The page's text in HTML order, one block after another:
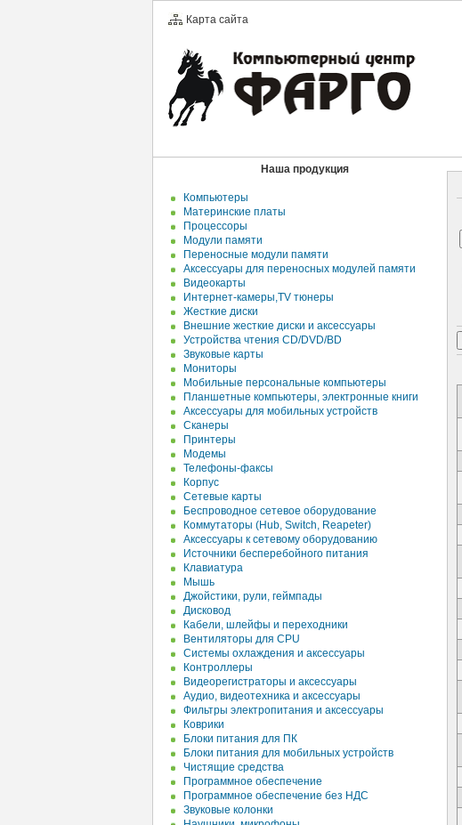
Карта сайта
Наша продукция
Компьютеры
Материнские платы
Процессоры
Модули памяти
Переносные модули памяти
Аксессуары для переносных модулей памяти
Видеокарты
Интернет-камеры,TV тюнеры
Жесткие диски
Внешние жесткие диски и аксесcуары
Устройства чтения CD/DVD/BD
Звуковые карты
Мониторы
Мобильные персональные компьютеры
Планшетные компьютеры, электронные книги
Аксессуары для мобильных устройств
Сканеры
Принтеры
Модемы
Телефоны-факсы
Корпус
Сетевые карты
Беспроводное сетевое оборудование
Коммутаторы (Hub, Switch, Reapeter)
Аксессуары к сетевому оборудованию
Источники бесперебойного питания
Клавиатура
Мышь
Джойстики, рули, геймпады
Дисковод
Кабели, шлейфы и переходники
Вентиляторы для CPU
Системы охлаждения и аксессуары
Контроллеры
Видеорегистраторы и аксессуары
Аудио, видеотехника и аксессуары
Фильтры электропитания и аксессуары
Коврики
Блоки питания для ПК
Блоки питания для мобильных устройств
Чистящие средства
Программное обеспечение
Программное обеспечение без НДС
Звуковые колонки